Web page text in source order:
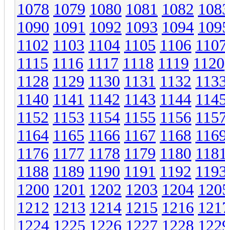
1078 1079 1080 1081 1082
1090 1091 1092 1093 1094
1102 1103 1104 1105 1106
1115 1116 1117 1118 1119 1120
1128 1129 1130 1131 1132
1140 1141 1142 1143 1144
1152 1153 1154 1155 1156
1164 1165 1166 1167 1168
1176 1177 1178 1179 1180
1188 1189 1190 1191 1192
1200 1201 1202 1203 1204
1212 1213 1214 1215 1216
1224 1225 1226 1227 1228